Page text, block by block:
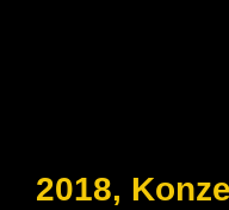
2018,